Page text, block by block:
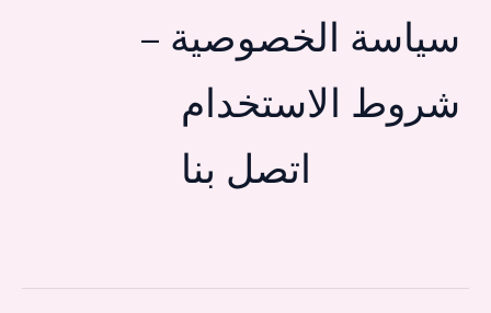
سياسة الخصوصية –
شروط الاستخدام
اتصل بنا